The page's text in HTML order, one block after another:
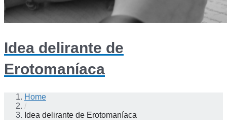
Idea delirante de
Erotomaníaca
Home
/
Idea delirante de Erotomaníaca